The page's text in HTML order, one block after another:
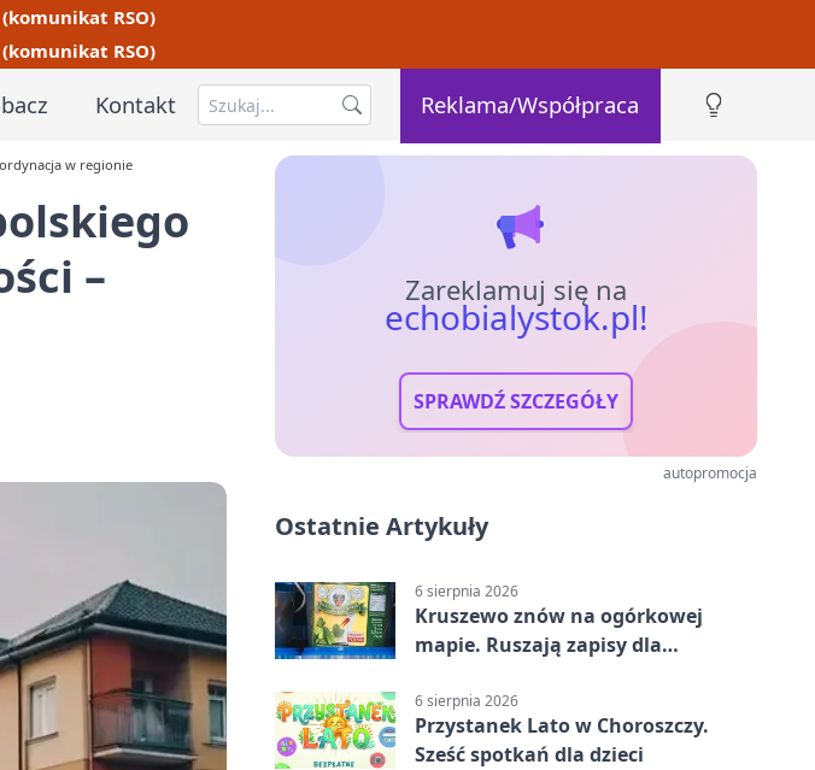
RSO)
RSO)
Kontakt Reklama/Współpraca
w regionie
–
Zareklamuj się na
echobialystok.pl!
SPRAWDŹ SZCZEGÓŁY
autopromocja
Ostatnie Artykuły
6 sierpnia 2026
Kruszewo znów na ogórkowej
mapie. Ruszają zapisy dla
6 sierpnia 2026
Przystanek Lato w Choroszczy.
Sześć spotkań dla dzieci